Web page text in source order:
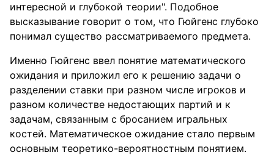
интересной и глубокой теории". Подобное
высказывание говорит о том, что Гюйгенс глубоко
понимал существо рассматриваемого предмета.
Именно Гюйгенс ввел понятие математического
ожидания и приложил его к решению задачи о
разделении ставки при разном числе игроков и
разном количестве недостающих партий и к
задачам, связанным с бросанием игральных
костей. Математическое ожидание стало первым
основным теоретико-вероятностным понятием.